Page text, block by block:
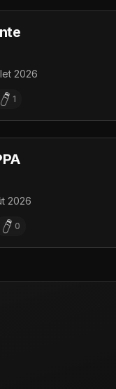
2026
1
2026
0